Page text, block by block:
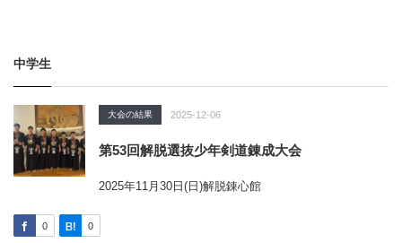
中学生
大会の結果 2025-12-06
第53回解脱選抜少年剣道錬成大会
2025年11月30日(日)解脱錬心館
0 0